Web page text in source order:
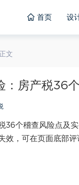
首页 设
正文
：房产税36
36个稽查风险点及
效，可在页面底部评